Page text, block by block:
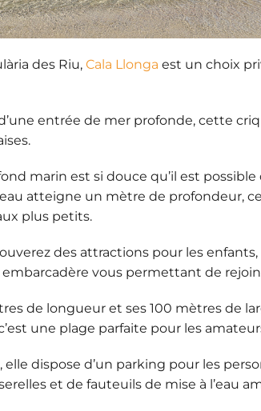
des Riu, Cala Llonga est un choix
entrée de mer profonde, cette
marin est si douce qu’il est
atteigne un mètre de profondeur,
plus petits.
des attractions pour les
vous permettant de
de longueur et ses 100 mètres de
une plage parfaite pour les
elle dispose d’un parking pour les
et de fauteuils de mise à l’eau